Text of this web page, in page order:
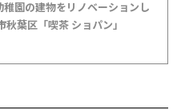
稚園の建物をリノベーションし
葉区「喫茶 ショパン」